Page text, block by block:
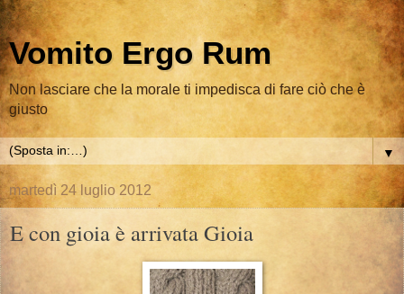
Vomito Ergo Rum
Non lasciare che la morale ti impedisca di fare ciò che è
giusto
▼
martedì 24 luglio 2012
E con gioia è arrivata Gioia